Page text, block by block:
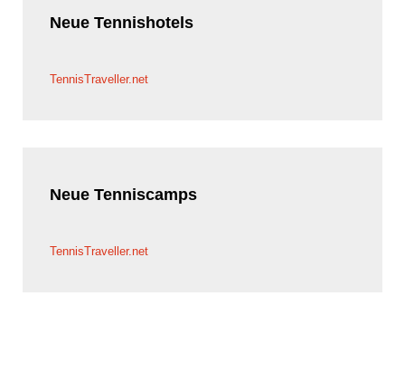
Neue Tennishotels
TennisTraveller.net
Neue Tenniscamps
TennisTraveller.net